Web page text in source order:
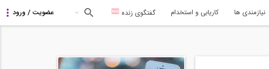
نیازمندی ها کاریابی و استخدام گفتگوی زنده